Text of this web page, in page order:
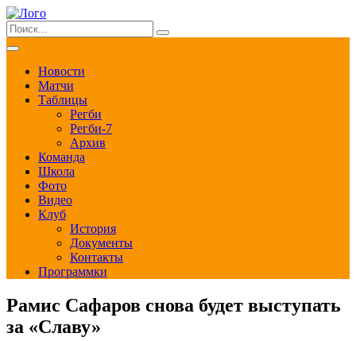
Новости
Матчи
Таблицы
Регби
Регби-7
Архив
Команда
Школа
Фото
Видео
Клуб
История
Документы
Контакты
Программки
Рамис Сафаров снова будет выступать
за «Славу»